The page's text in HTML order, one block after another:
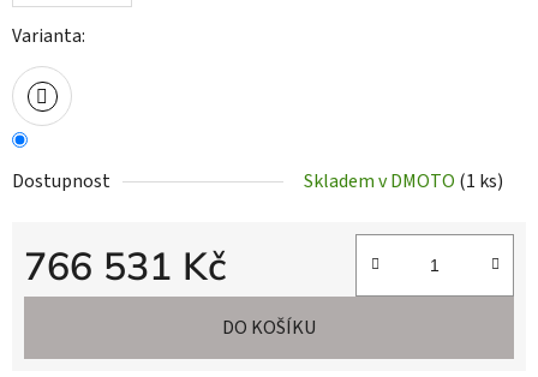
Varianta:
Dostupnost Skladem v DMOTO (1 ks)
766 531 Kč
Měrná cena:
DO KOŠÍKU